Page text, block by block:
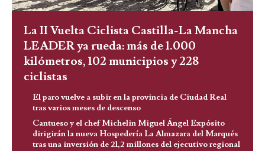
La II Vuelta Ciclista Castilla-La Mancha
LEADER ya rueda: más de 1.000
kilómetros, 102 municipios y 228
ciclistas
El paro vuelve a subir en la provincia de Ciudad Real
tras varios meses de descenso
Cantueso y el chef Michelin Miguel Ángel Expósito
dirigirán la nueva Hospedería La Almazara del Marqués
tras una inversión de 21,2 millones del ejecutivo regional